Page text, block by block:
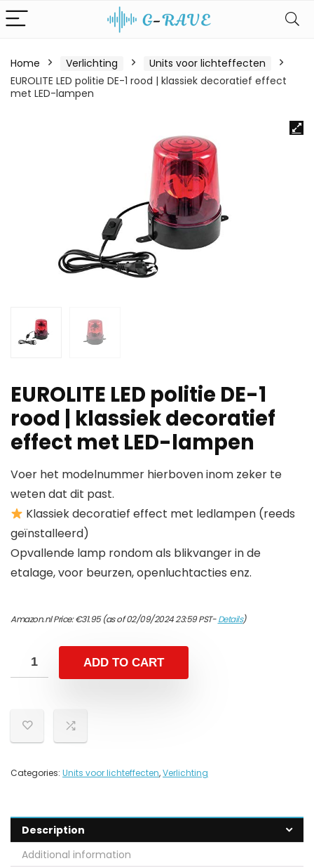
Home Verlichting
Units voor lichteffecten
EUROLITE LED politie DE-1 rood | klassiek decoratief effect
met LED-lampen
EUROLITE LED politie DE-1
rood | klassiek decoratief
effect met LED-lampen
Voer het modelnummer hierboven inom zeker te
weten dat dit past.
Klassiek decoratief effect met ledlampen (reeds
geïnstalleerd)
Opvallende lamp rondom als blikvanger in de
etalage, voor beurzen, openluchtacties enz.
Amazon.nl Price:€31.95(as of 02/09/2024 23:59 PST-Details)
ADD TO CART
Categories: Units voor lichteffecten,Verlichting
Description
Additional information